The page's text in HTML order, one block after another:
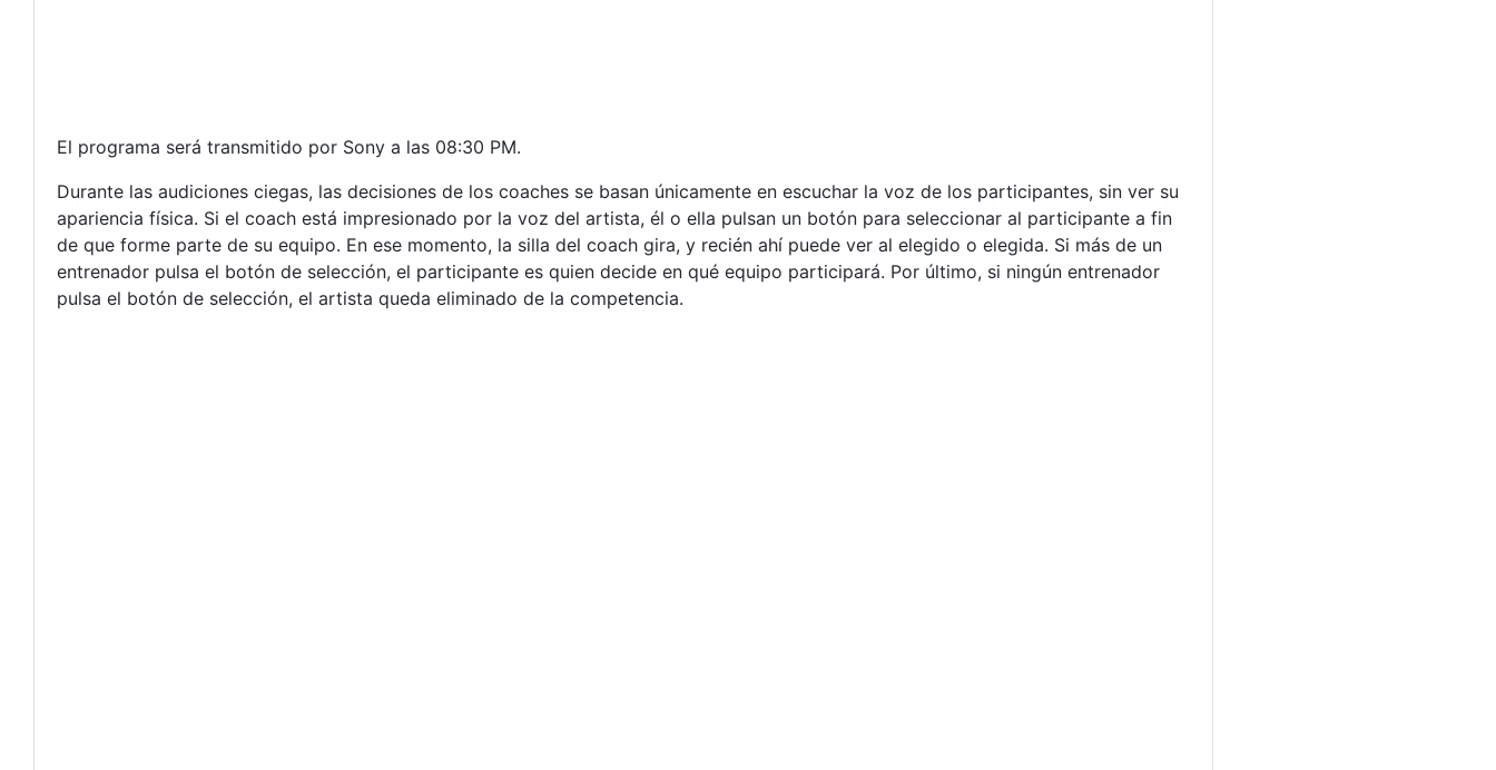
El programa será transmitido por Sony a las 08:30 PM.
Durante las audiciones ciegas, las decisiones de los coaches se basan únicamente en escuchar la voz de los participantes, sin ver su
apariencia física. Si el coach está impresionado por la voz del artista, él o ella pulsan un botón para seleccionar al participante a fin
de que forme parte de su equipo. En ese momento, la silla del coach gira, y recién ahí puede ver al elegido o elegida. Si más de un
entrenador pulsa el botón de selección, el participante es quien decide en qué equipo participará. Por último, si ningún entrenador
pulsa el botón de selección, el artista queda eliminado de la competencia.